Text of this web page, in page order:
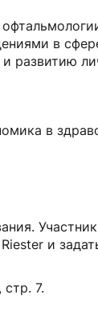
в
развитию
в
и
7.